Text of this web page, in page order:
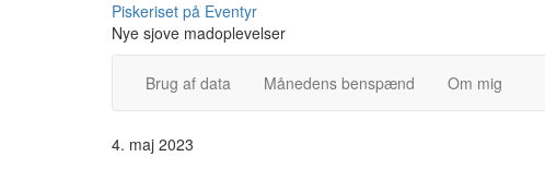
Piskeriset på Eventyr
Nye sjove madoplevelser
Brug af data Månedens benspænd Om mig
4. maj 2023